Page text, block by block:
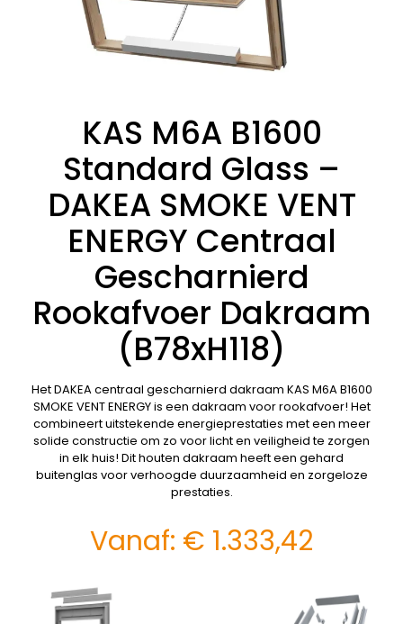
KAS M6A B1600
Standard Glass –
DAKEA SMOKE VENT
ENERGY Centraal
Gescharnierd
Rookafvoer Dakraam
(B78xH118)
Het DAKEA centraal gescharnierd dakraam KAS M6A B1600
SMOKE VENT ENERGY is een dakraam voor rookafvoer! Het
combineert uitstekende energieprestaties met een meer
solide constructie om zo voor licht en veiligheid te zorgen
in elk huis! Dit houten dakraam heeft een gehard
buitenglas voor verhoogde duurzaamheid en zorgeloze
prestaties.
Vanaf: € 1.333,42